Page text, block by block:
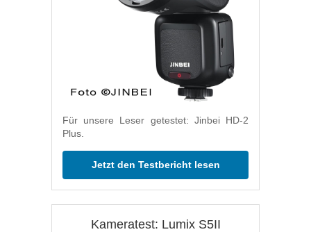
Für unsere Leser getestet: Jinbei HD-2
Plus.
Jetzt den Testbericht lesen
Kameratest: Lumix S5II